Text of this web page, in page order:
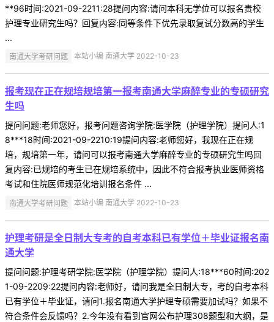
**96时间:2021-09-2211:28提问内容:请问本科无学位可以报名贵校
护理专业研究生吗？回复内容:同等条件下优先录取复试分数高的学生
...
南通大学考研问题 本站小编 南通大学 2022-10-23
报考现在正在规培规培第一报考南通大学麻醉专业的专硕研究
生吗
提问问题:老师您好，报考问题咨询学院:医学院（护理学院）提问人:1
8***18时间:2021-09-2210:19提问内容:老师您好，我现在正在规
培，规培第一年，请问可以报考南通大学麻醉专业的专硕研究生吗回
复内容:已规培的考生已在规培系统中，因此不符合报考执业医师资格
考试和住院医师规范化培训报名条件 ...
南通大学考研问题 本站小编 南通大学 2022-10-23
护理考研是全日制大专考的自考本科已有学位＋毕业证报名南
通大学
提问问题:护理考研学院:医学院（护理学院）提问人:18***60时间:202
1-09-2209:22提问内容:老师好，请问我是全日制大专，考的自考本科
已有学位＋毕业证，请问1.报名南通大学护理专硕需要加试吗？如果不
符合条件会反馈吗？2.今年没有看到官网公布护理308题型和大纲，是